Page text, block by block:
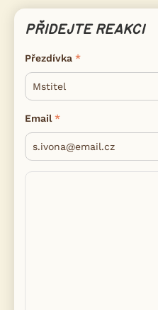
PŘIDEJTE REAKCI
Přezdívka
Email